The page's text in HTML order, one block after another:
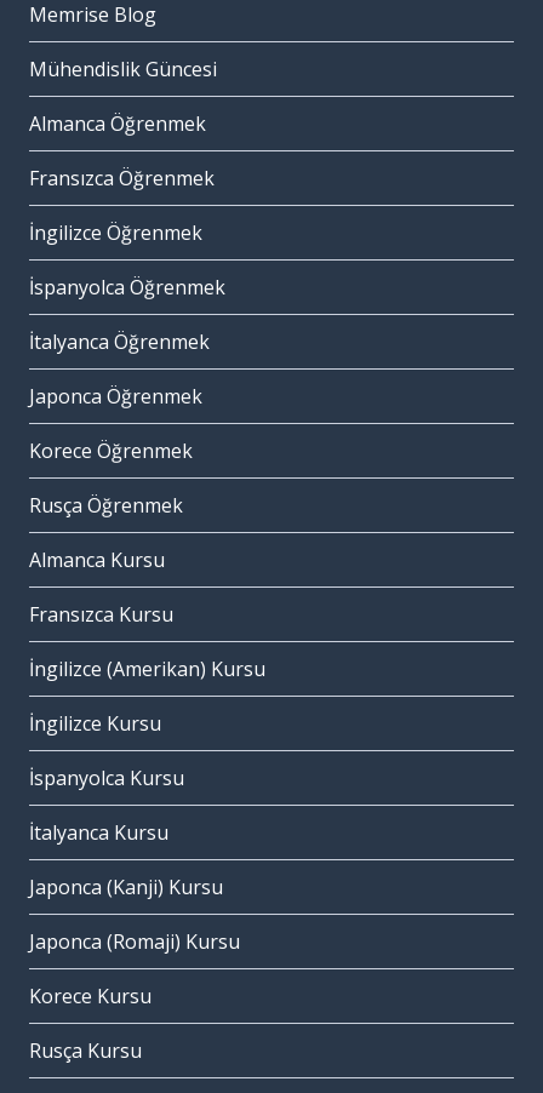
Memrise Blog
Mühendislik Güncesi
Almanca Öğrenmek
Fransızca Öğrenmek
İngilizce Öğrenmek
İspanyolca Öğrenmek
İtalyanca Öğrenmek
Japonca Öğrenmek
Korece Öğrenmek
Rusça Öğrenmek
Almanca Kursu
Fransızca Kursu
İngilizce (Amerikan) Kursu
İngilizce Kursu
İspanyolca Kursu
İtalyanca Kursu
Japonca (Kanji) Kursu
Japonca (Romaji) Kursu
Korece Kursu
Rusça Kursu